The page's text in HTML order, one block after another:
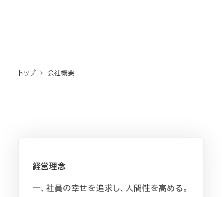
トップ 会社概要
経営理念
一、社員の幸せを追求し、人間性を高める。